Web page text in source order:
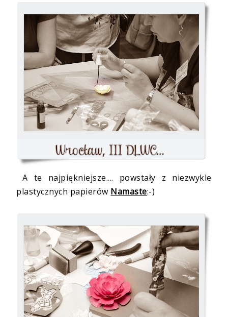
A te najpiękniejsze.... powstały z niezwykle
plastycznych papierów Namaste:-)